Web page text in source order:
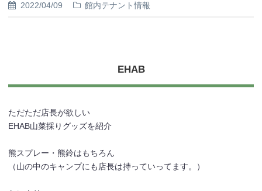
2022/04/09 館内テナント情報
EHAB
ただただ店長が欲しい
EHAB山菜採りグッズを紹介
熊スプレー・熊鈴はもちろん
（山の中のキャンプにも店長は持っていってます。）